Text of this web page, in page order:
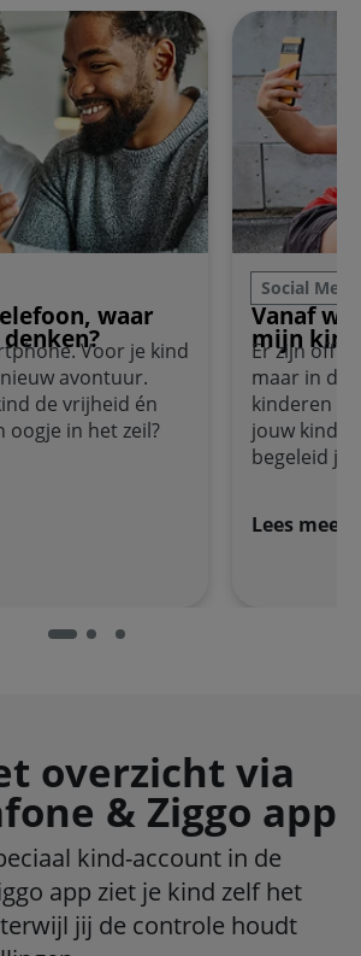
waar moet je aan denken?
waar
Voor je kind
avontuur.
de vrijheid én
oogje in het zeil?
Vanaf welke
Social
Vanaf
mijn
Er zijn
maar in de
kinderen
jouw kind
begeleid je
Lees meer
overzicht via
& Ziggo app
kind-account in de
app ziet je kind zelf het
jij de controle houdt